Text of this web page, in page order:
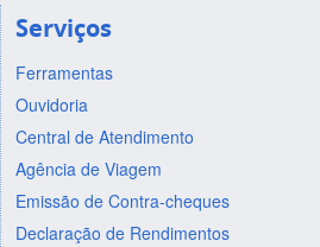
Serviços
Ferramentas
Ouvidoria
Central de Atendimento
Agência de Viagem
Emissão de Contra-cheques
Declaração de Rendimentos